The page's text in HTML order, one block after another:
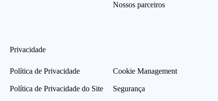
Nossos parceiros
Privacidade
Política de Privacidade
Política de Privacidade do Site
Cookie Management
Segurança